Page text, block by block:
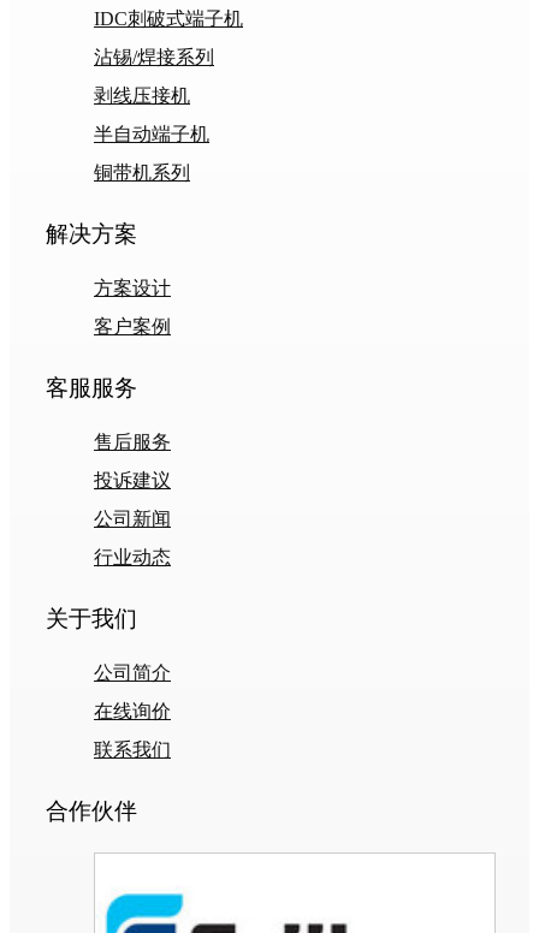
IDC刺破式端子机
沾锡/焊接系列
剥线压接机
半自动端子机
铜带机系列
解决方案
方案设计
客户案例
客服服务
售后服务
投诉建议
公司新闻
行业动态
关于我们
公司简介
在线询价
联系我们
合作伙伴